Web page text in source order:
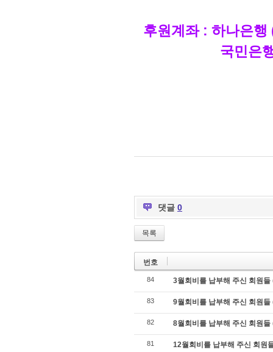
후원계좌 : 하나은
국민은행 (347-
댓글 0
목록
번호
84 3월회비를 납부해 주신 회원들
83 9월회비를 납부해 주신 회원들
82 8월회비를 납부해 주신 회원들
81 12월회비를 납부해 주신 회원